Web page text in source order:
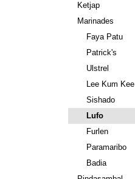
Ketjap
Marinades
Faya Patu
Patrick's
Ulstrel
Lee Kum Kee
Sishado
Lufo
Furlen
Paramaribo
Badia